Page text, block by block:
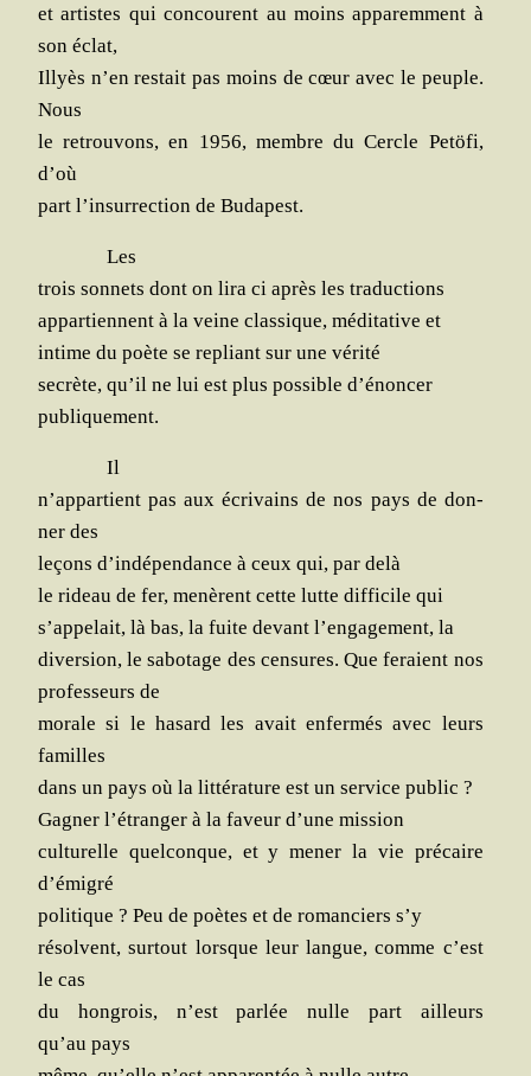
et artistes qui concourent au moins appa­rem­ment à
son éclat,
Illyès n’en res­tait pas moins de cœur avec le peuple.
Nous
le retrou­vons, en 1956, membre du Cercle Petö­fi,
d’où
part l’insurrection de Budapest.
Les
trois son­nets dont on lira ci après les traductions
appar­tiennent à la veine clas­sique, médi­ta­tive et
intime du poète se repliant sur une vérité
secrète, qu’il ne lui est plus pos­sible d’énoncer
publiquement.
Il
n’appartient pas aux écri­vains de nos pays de don­
ner des
leçons d’indépendance à ceux qui, par delà
le rideau de fer, menèrent cette lutte dif­fi­cile qui
s’appelait, là bas, la fuite devant l’engagement, la
diver­sion, le sabo­tage des cen­sures. Que feraient nos
pro­fes­seurs de
morale si le hasard les avait enfer­més avec leurs
familles
dans un pays où la lit­té­ra­ture est un ser­vice public ?
Gagner l’étranger à la faveur d’une mission
cultu­relle quel­conque, et y mener la vie pré­caire
d’émigré
poli­tique ? Peu de poètes et de roman­ciers s’y
résolvent, sur­tout lorsque leur langue, comme c’est
le cas
du hon­grois, n’est par­lée nulle part ailleurs
qu’au pays